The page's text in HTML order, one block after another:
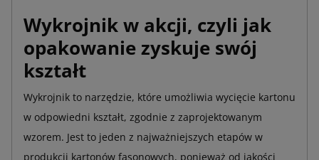
Wykrojnik w akcji, czyli jak
opakowanie zyskuje swój
kształt
Wykrojnik to narzędzie, które umożliwia wycięcie kartonu
w odpowiedni kształt, zgodnie z zaprojektowanym
wzorem. Jest to jeden z najważniejszych etapów w
produkcji kartonów fasonowych, ponieważ od jakości